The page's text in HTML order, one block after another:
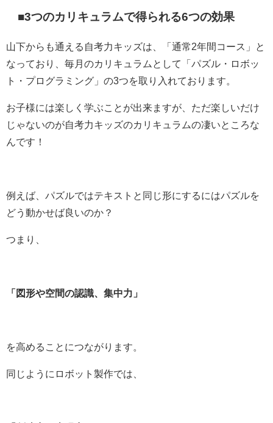
■3つのカリキュラムで得られる6つの効果
山下からも通える自考力キッズは、「通常2年間コース」と
なっており、毎月のカリキュラムとして「パズル・ロボッ
ト・プログラミング」の3つを取り入れております。
お子様には楽しく学ぶことが出来ますが、ただ楽しいだけ
じゃないのが自考力キッズのカリキュラムの凄いところな
んです！
例えば、パズルではテキストと同じ形にするにはパズルを
どう動かせば良いのか？
つまり、
「図形や空間の認識、集中力」
を高めることにつながります。
同じようにロボット製作では、